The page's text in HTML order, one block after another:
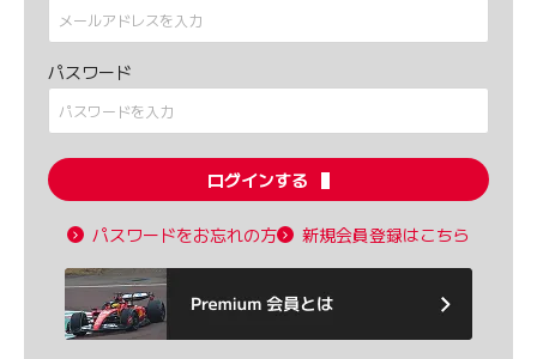
パスワード
ログインする
パスワードをお忘れの方 新規会員登録はこちら